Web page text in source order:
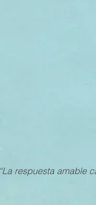
“La respuesta amable